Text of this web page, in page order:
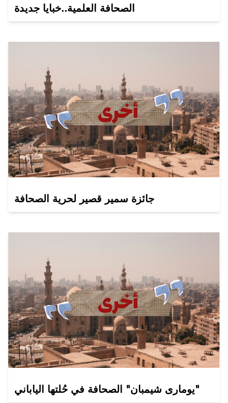
الصحافة العلمية..خبايا جديدة
جائزة سمير قصير لحرية الصحافة
يومارى شيمبان" الصحافة في حُلتها الياباني"